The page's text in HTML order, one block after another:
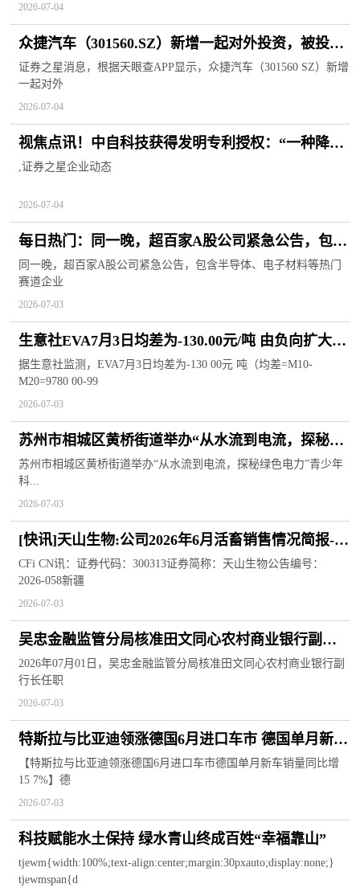
2026-07-04
众捷汽车（301560.SZ）新增一起对外投资，被投资
公司为苏州众捷未来闪耀管理有限公司 焦点关注
证券之星消息，根据天眼查APP显示，众捷汽车（301560 SZ）新增
一起对外
2026-07-04
视焦点讯！中自科技获得发明专利授权：“一种降低
N2O排放的柴油氧化催化剂及其制备方法”
,证券之星企业动态
2026-07-04
每日热门：同一晚，超百家A股公司紧急公告，包含
半导体、电子材料等热门赛道企业
同一晚，超百家A股公司紧急公告，包含半导体、电子材料等热门
赛道企业
2026-07-03
生意社EVA7月3日均差为-130.00元/吨 由负向扩大转
为缩小|天天资讯
据生意社监测，EVA7月3日均差为-130 00元 吨（均差=M10-
M20=9780 00-99
2026-07-03
苏州市相城区黄桥街道举办“从水流到电流，探秘绿
色电力”青少年科普活动
苏州市相城区黄桥街道举办“从水流到电流，探秘绿色电力”青少年
科...
2026-07-03
[快讯]天山生物:公司2026年6月活畜销售情况简报-看
热讯
CFi CN讯：证券代码：300313证券简称：天山生物公告编号：
2026-058新疆
2026-07-03
吴忠金融监管分局核准田文同心农村商业银行副行
长任职资格
2026年07月01日，吴忠金融监管分局核准田文同心农村商业银行副
行长任职
2026-07-03
特斯拉与比亚迪领涨德国6月进口车市 德国单月新车
销量同比增15.7%-头条焦点
【特斯拉与比亚迪领涨德国6月进口车市德国单月新车销量同比增
15 7%】德
2026-07-03
科技赋能水土保持 绿水青山终成百姓“幸福靠山”
tjewm{width:100%;text-align:center;margin:30pxauto;display:none;}
tjewmspan{d